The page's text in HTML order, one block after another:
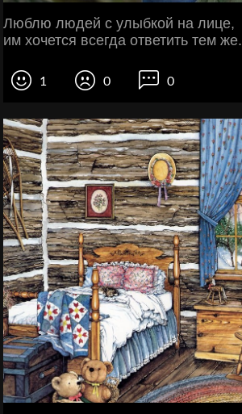
Люблю людей с улыбкой на лице,
им хочется всегда ответить тем же.
1 0 0